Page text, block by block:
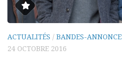
ACTUALITÉS / BANDES-
24 OCTOBRE 2016